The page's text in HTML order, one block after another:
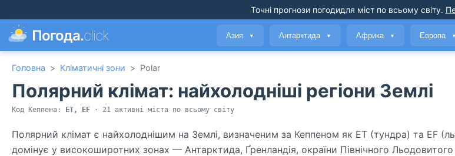
Точні прогнози погодидля міст по всьому світу.
Погода.click Азия ▼ Антарктида ▼ Африка ▼ Европа ▼
Головна > Кліматичні зони > Polar
Полярний клімат: найхолодніші регіони Землі
Код Кеппена: ET, EF · 21 активні міста по всьому світу
Полярний клімат є найхолоднішим на Землі, визначеним за Кеппеном як ET (тундра) та EF
домінує у високоширотних зонах — Антарктида, Ґренландія, окраїни Північного